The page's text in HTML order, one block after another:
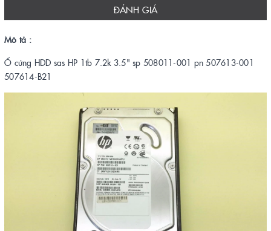
ĐÁNH GIÁ
Mô tả :
Ổ cứng HDD sas HP 1tb 7.2k 3.5" sp 508011-001 pn 507613-001
507614-B21